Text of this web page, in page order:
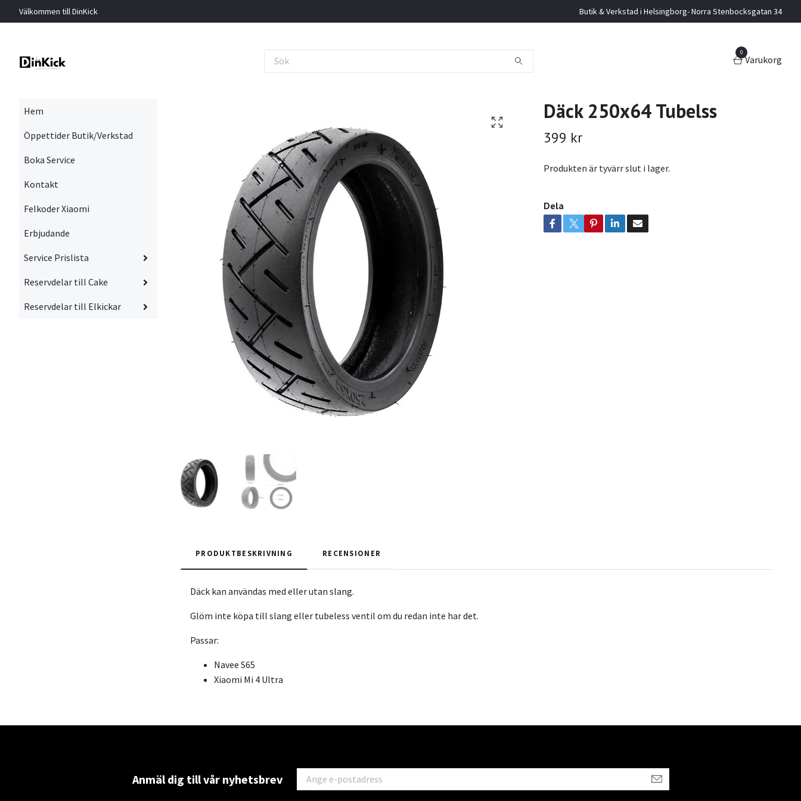
Välkommen till DinKick Butik & Verkstad i Helsingborg- Norra Stenbocksgatan 34
0
Varukorg
Hem
Öppettider Butik/Verkstad
Boka Service
Kontakt
Felkoder Xiaomi
Erbjudande
Service Prislista
Reservdelar till Cake
Reservdelar till Elkickar
Däck 250x64 Tubelss
399 kr
Produkten är tyvärr slut i lager.
Dela
PRODUKTBESKRIVNING RECENSIONER
Däck kan användas med eller utan slang.
Glöm inte köpa till slang eller tubeless ventil om du redan inte har det.
Passar:
Navee S65
Xiaomi Mi 4 Ultra
Anmäl dig till vår nyhetsbrev